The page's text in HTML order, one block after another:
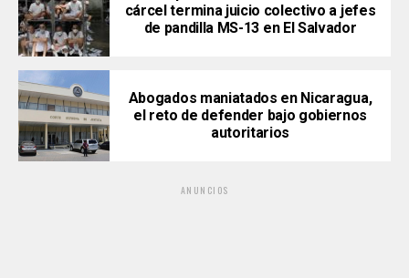
cárcel termina juicio colectivo a jefes
de pandilla MS-13 en El Salvador
Abogados maniatados en Nicaragua,
el reto de defender bajo gobiernos
autoritarios
ANUNCIOS